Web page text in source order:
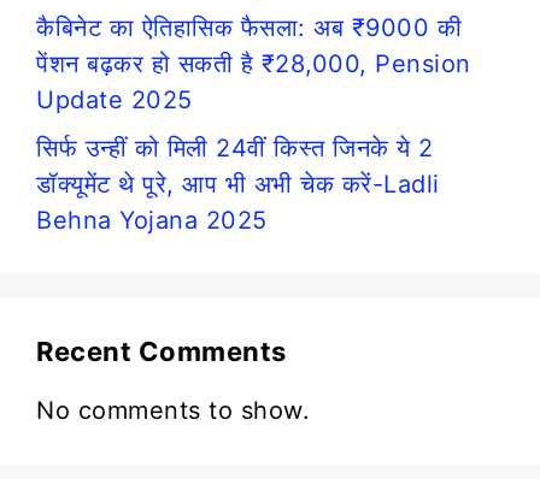
कैबिनेट का ऐतिहासिक फैसला: अब ₹9000 की
पेंशन बढ़कर हो सकती है ₹28,000, Pension
Update 2025
सिर्फ उन्हीं को मिली 24वीं किस्त जिनके ये 2
डॉक्यूमेंट थे पूरे, आप भी अभी चेक करें-Ladli
Behna Yojana 2025
Recent Comments
No comments to show.